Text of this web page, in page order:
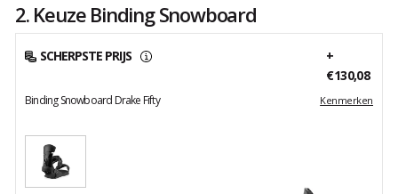
2. Keuze Binding Snowboard
SCHERPSTE PRIJS
+
€130,08
Binding Snowboard Drake Fifty Kenmerken